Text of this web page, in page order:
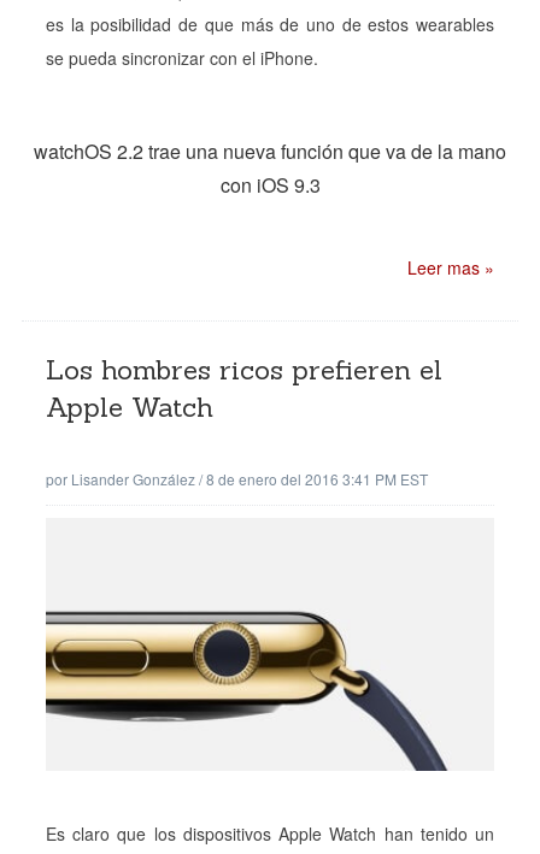
es la posibilidad de que más de uno de estos wearables
se pueda sincronizar con el iPhone.
watchOS 2.2 trae una nueva función que va de la mano
con iOS 9.3
Leer mas »
Los hombres ricos prefieren el
Apple Watch
por Lisander González/8 de enero del 2016 3:41 PM EST
Es claro que los dispositivos Apple Watch han tenido un